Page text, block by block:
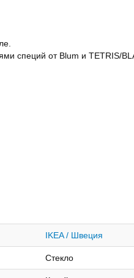
специй от Blum и TETRIS/
IKEA / Швеция
Стекло